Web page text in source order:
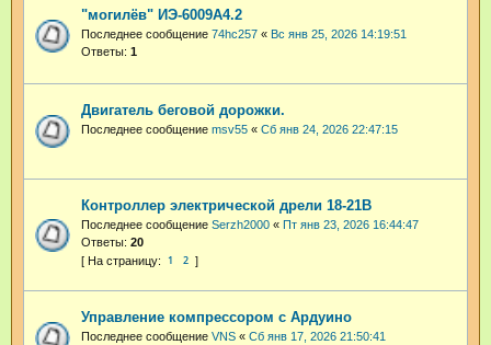
"могилёв" ИЭ-6009А4.2
Последнее сообщение 74hc257 « Вс янв 25, 2026 14:19:51
Ответы: 1
Двигатель беговой дорожки.
Последнее сообщение msv55 « Сб янв 24, 2026 22:47:15
Контроллер электрической дрели 18-21В
Последнее сообщение Serzh2000 « Пт янв 23, 2026 16:44:47
Ответы: 20
1 2
Управление компрессором с Ардуино
Последнее сообщение VNS « Сб янв 17, 2026 21:50:41